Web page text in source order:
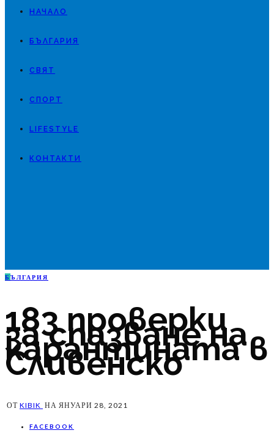
НАЧАЛО
БЪЛГАРИЯ
СВЯТ
СПОРТ
LIFESTYLE
КОНТАКТИ
Б ЪЛГАРИЯ
183 проверки
за спазване на
карантината в
Сливенско
ОТ KIBIK НА ЯНУАРИ 28, 2021
FACEBOOK